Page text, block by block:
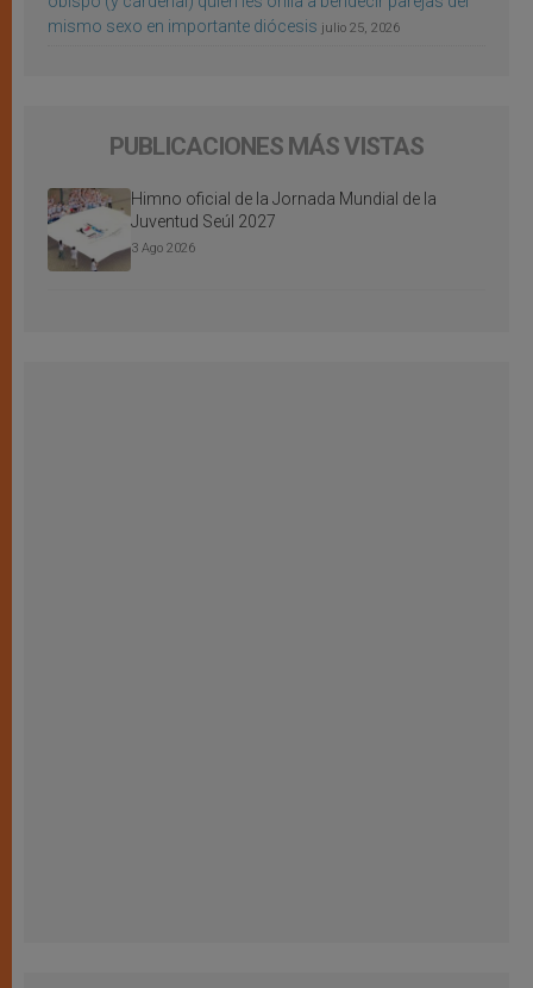
mismo sexo en importante diócesis julio 25, 2026
PUBLICACIONES MÁS VISTAS
Himno oficial de la Jornada Mundial de la
Juventud Seúl 2027
3 Ago 2026